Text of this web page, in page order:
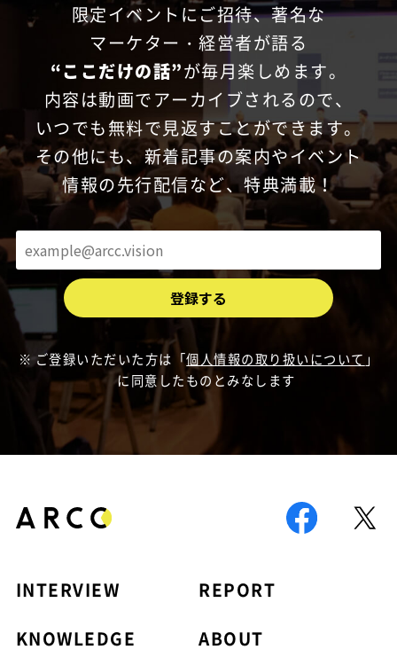
限定イベントにご招待、著名な
マーケター・経営者が語る
“ここだけの話”が毎月楽しめます。
内容は動画でアーカイブされるので、
いつでも無料で見返すことができます。
その他にも、新着記事の案内やイベント
情報の先行配信など、特典満載！
ご登録いただいた方は「個人情報の取り扱いについて 」
に同意したものとみなします
INTERVIEW
REPORT
KNOWLEDGE
ABOUT